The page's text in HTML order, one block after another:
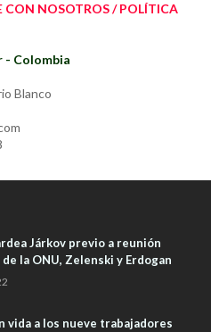
CON NOSOTROS / POLÍTICA
- Colombia
Blanco
Járkov previo a reunión
la ONU, Zelenski y Erdogan
vida a los nueve trabajadores